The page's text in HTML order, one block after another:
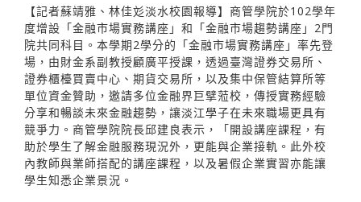
【記者蘇靖雅、林佳彣淡水校園報導】商管學院於102學年
度增設「金融市場實務講座」和「金融市場趨勢講座」2門
院共同科目。本學期2學分的「金融市場實務講座」率先登
場，由財金系副教授顧廣平授課，透過臺灣證券交易所、
證券櫃檯買賣中心、期貨交易所，以及集中保管結算所等
單位資金贊助，邀請多位金融界巨擘蒞校，傳授實務經驗
分享和暢談未來金融趨勢，讓淡江學子在未來職場更具有
競爭力。商管學院院長邱建良表示，「開設講座課程，有
助於學生了解金融服務現況外，更能與企業接軌。此外校
內教師與業師搭配的講座課程，以及暑假企業實習亦能讓
學生知悉企業景況。